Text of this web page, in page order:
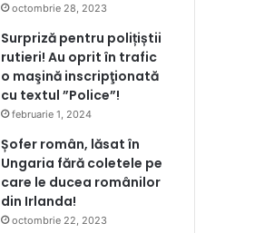
octombrie 28, 2023
Surpriză pentru polițiștii
rutieri! Au oprit în trafic
o maşină inscripţionată
cu textul ”Police”!
februarie 1, 2024
Șofer român, lăsat în
Ungaria fără coletele pe
care le ducea românilor
din Irlanda!
octombrie 22, 2023